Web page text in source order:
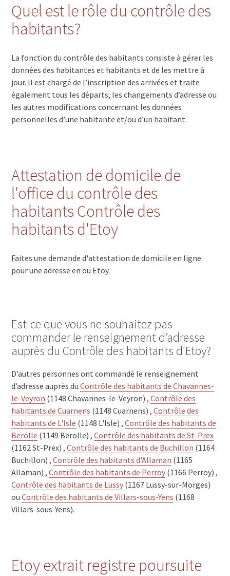
Quel est le rôle du contrôle des
habitants?
La fonction du contrôle des habitants consiste à gérer les
données des habitantes et habitants et de les mettre à
jour. Il est chargé de l’inscription des arrivées et traite
également tous les départs, les changements d’adresse ou
les autres modifications concernant les données
personnelles d’une habitante et/ou d’un habitant.
Attestation de domicile de
l'office du contrôle des
habitants Contrôle des
habitants d'Etoy
Faites une demande d'attestation de domicile en ligne
pour une adresse en ou Etoy.
Est-ce que vous ne souhaitez pas
commander le renseignement d’adresse
auprès du Contrôle des habitants d'Etoy?
D’autres personnes ont commandé le renseignement
d’adresse auprès duContrôle des habitants de Chavannes-
le-Veyron (1148 Chavannes-le-Veyron) ,Contrôle des
habitants de Cuarnens (1148 Cuarnens) ,Contrôle des
habitants de L'Isle (1148 L'Isle) ,Contrôle des habitants de
Berolle (1149 Berolle) ,Contrôle des habitants de St-Prex
(1162 St-Prex) ,Contrôle des habitants de Buchillon (1164
Buchillon) ,Contrôle des habitants d'Allaman (1165
Allaman) ,Contrôle des habitants de Perroy (1166 Perroy) ,
Contrôle des habitants de Lussy (1167 Lussy-sur-Morges)
ouContrôle des habitants de Villars-sous-Yens (1168
Villars-sous-Yens).
Etoy extrait registre poursuite